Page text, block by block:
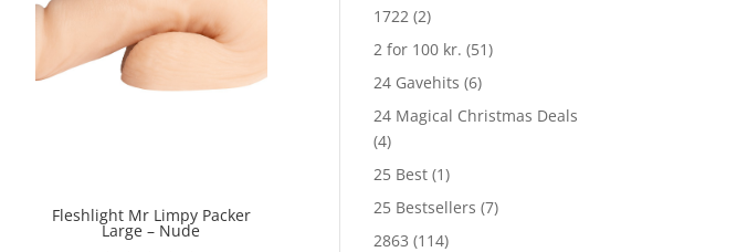
Fleshlight Mr Limpy Packer
Large – Nude
1722 (2)
2 for 100 kr. (51)
24 Gavehits (6)
24 Magical Christmas Deals
(4)
25 Best (1)
25 Bestsellers (7)
2863 (114)